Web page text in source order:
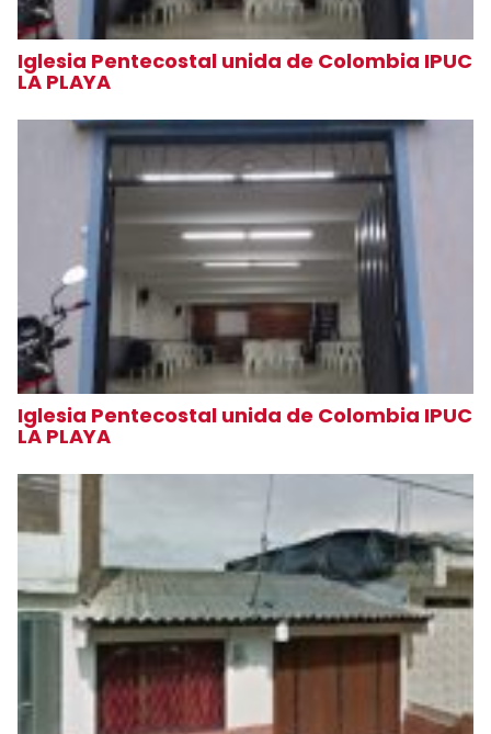
Iglesia Pentecostal unida de Colombia IPUC
LA PLAYA
Iglesia Pentecostal unida de Colombia IPUC
LA PLAYA